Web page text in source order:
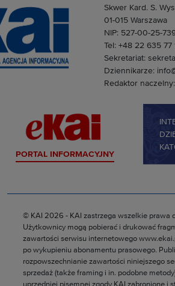
Skwer Kard. S.
01-015 Warszawa
NIP: 527-00-25-
Tel: +48 22 635 77
Sekretariat:
Dziennikarze:
Redaktor
PORTAL INFORMACYJNY
© KAI 2026 - KAI zastrzega wszelkie prawa
Użytkownicy mogą pobierać i drukować
zawartości serwisu internetowego
po wykupieniu abonamentu prasowego.
rozpowszechnianie zawartości niniejszego
sprzedaż (także framing i in. podobne
uprzedniej pisemnej zgody KAI zabronione i